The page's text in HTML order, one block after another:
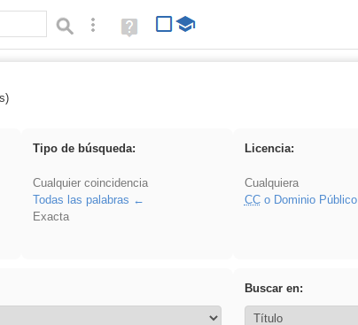
Búsqueda avanzada
Ayuda
(en
Tipo de búsqueda:
Cualquier coincidencia
Todas las palabras
Exacta
Licencia:
Cualquiera
CCo Dominio Público
Buscar en: